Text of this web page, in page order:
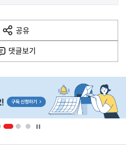
공유
열
기
댓글보기